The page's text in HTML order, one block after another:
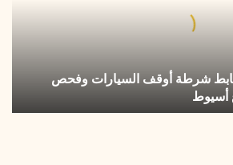
شرطة أوقف السيارات وفحص
أسيوط